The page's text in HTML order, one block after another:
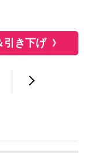
引き下げ